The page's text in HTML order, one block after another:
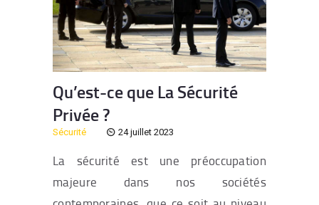
Qu’est-ce que La Sécurité
Privée ?
Sécurité 24 juillet 2023
La sécurité est une préoccupation
majeure dans nos sociétés